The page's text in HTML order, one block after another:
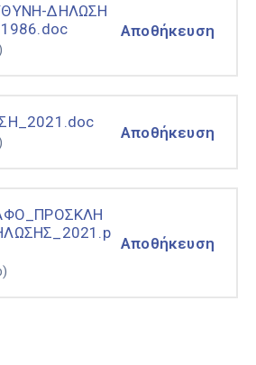
ΔΗΛΩΣΗ
Αποθήκευση
Αποθήκευση
Αποθήκευση